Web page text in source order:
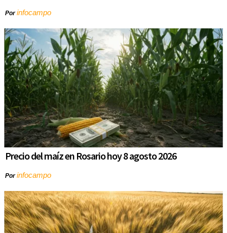
Porinfocampo
Precio del maíz en Rosario hoy 8 agosto 2026
Porinfocampo